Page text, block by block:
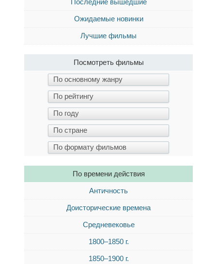
Последние вышедшие
Ожидаемые новинки
Лучшие фильмы
Посмотреть фильмы
По времени действия
Античность
Доисторические времена
Средневековье
1800–1850 г.
1850–1900 г.